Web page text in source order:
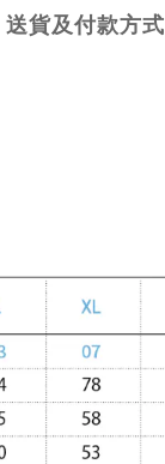
送貨及付款方式